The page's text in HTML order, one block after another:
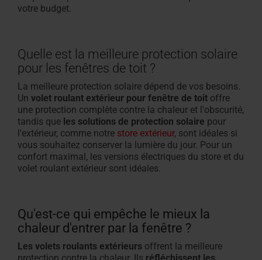
votre budget.
Quelle est la meilleure protection solaire
pour les fenêtres de toit ?
La meilleure protection solaire dépend de vos besoins.
Un volet roulant extérieur pour fenêtre de toit offre
une protection complète contre la chaleur et l'obscurité,
tandis que les solutions de protection solaire pour
l'extérieur, comme notre store extérieur, sont idéales si
vous souhaitez conserver la lumière du jour. Pour un
confort maximal, les versions électriques du store et du
volet roulant extérieur sont idéales.
Qu'est-ce qui empêche le mieux la
chaleur d'entrer par la fenêtre ?
Les volets roulants extérieurs offrent la meilleure